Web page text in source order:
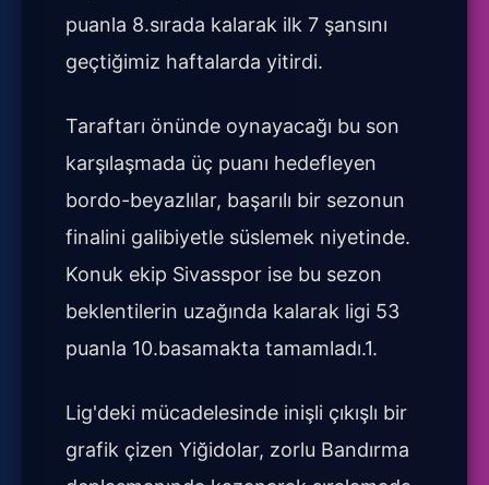
puanla 8.sırada kalarak ilk 7 şansını
geçtiğimiz haftalarda yitirdi.
Taraftarı önünde oynayacağı bu son
karşılaşmada üç puanı hedefleyen
bordo-beyazlılar, başarılı bir sezonun
finalini galibiyetle süslemek niyetinde.
Konuk ekip Sivasspor ise bu sezon
beklentilerin uzağında kalarak ligi 53
puanla 10.basamakta tamamladı.1.
Lig'deki mücadelesinde inişli çıkışlı bir
grafik çizen Yiğidolar, zorlu Bandırma